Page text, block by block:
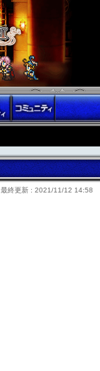
最終更新 : 2021/11/12 14:58